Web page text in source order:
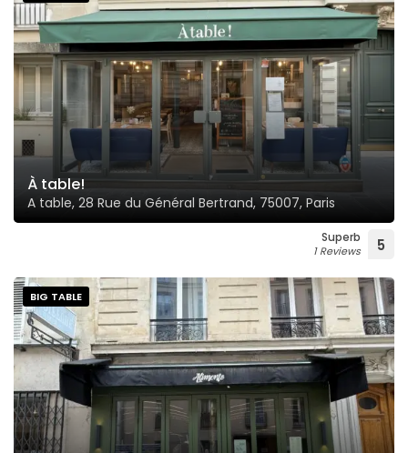
À table!
A table, 28 Rue du Général Bertrand, 75007, Paris
Superb
1 Reviews 5
BIG TABLE